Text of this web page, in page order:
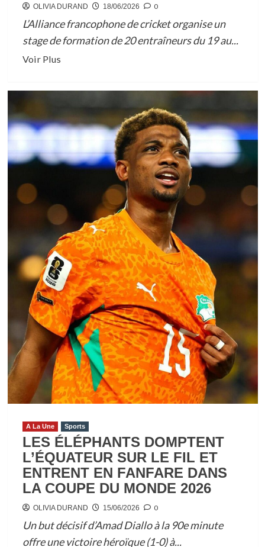
ENFANTS
PENDANT
LES
OLIVIA DURAND 18/06/2026 0
L’Alliance francophone de cricket organise un
stage de formation de 20 entraîneurs du 19 au...
Voir PlusEn
plus
CÔTE
D’IVOIRE :
ENTRAÎNEURS
FRANCOPHONES
CRICKET
EN
FORMATION
À
ABIDJAN
A La Une Sports
LES ÉLÉPHANTS DOMPTENT
L’ÉQUATEUR SUR LE FIL ET
ENTRENT EN FANFARE DANS
LA COUPE DU MONDE 2026
OLIVIA DURAND 15/06/2026 0
Un but décisif d’Amad Diallo à la 90e minute
offre une victoire héroïque (1-0) à...